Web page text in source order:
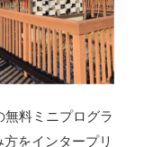
料ミニプログラ
をインタープリ